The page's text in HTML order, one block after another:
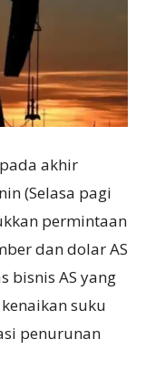
akhir
(Selasa pagi
permintaan
dan dolar AS
bisnis AS yang
suku
penurunan